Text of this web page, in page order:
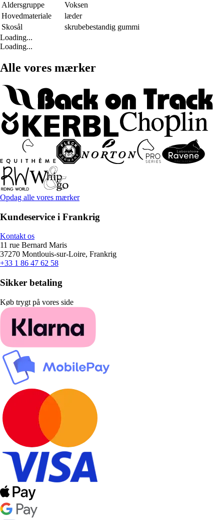
Aldersgruppe
Voksen
Hovedmateriale
læder
Skosål
skrubebestandig gummi
Loading...
Loading...
Alle vores mærker
Opdag alle vores mærker
Kundeservice i Frankrig
Kontakt os
11 rue Bernard Maris
37270 Montlouis-sur-Loire, Frankrig
+33 1 86 47 62 58
Sikker betaling
Køb trygt på vores side